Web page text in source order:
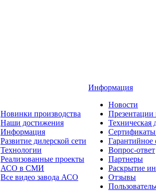
Новинки производства
Наши достижения
Информация
Развитие дилерской сети
Технологии
Реализованные проекты
АСО в СМИ
Все видео завода АСО
Информация
Новости
Техническая
Сертификаты
Гарантийное
Вопрос-ответ
Партнеры
Раскрытие
Отзывы